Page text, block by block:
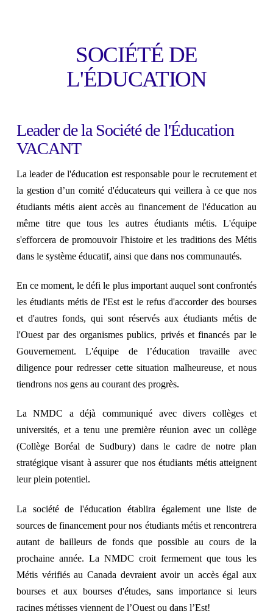
SOCIÉTÉ DE
L'ÉDUCATION
Leader de la Société de l'Éducation
VACANT
La leader de l'éducation est responsable pour le recrutement et
la gestion d’un comité d'éducateurs qui veillera à ce que nos
étudiants métis aient accès au financement de l'éducation au
même titre que tous les autres étudiants métis. L'équipe
s'efforcera de promouvoir l'histoire et les traditions des Métis
dans le système éducatif, ainsi que dans nos communautés.
En ce moment, le défi le plus important auquel sont confrontés
les étudiants métis de l'Est est le refus d'accorder des bourses
et d'autres fonds, qui sont réservés aux étudiants métis de
l'Ouest par des organismes publics, privés et financés par le
Gouvernement. L'équipe de l’éducation travaille avec
diligence pour redresser cette situation malheureuse, et nous
tiendrons nos gens au courant des progrès.
La NMDC a déjà communiqué avec divers collèges et
universités, et a tenu une première réunion avec un collège
(Collège Boréal de Sudbury) dans le cadre de notre plan
stratégique visant à assurer que nos étudiants métis atteignent
leur plein potentiel.
La société de l'éducation établira également une liste de
sources de financement pour nos étudiants métis et rencontrera
autant de bailleurs de fonds que possible au cours de la
prochaine année. La NMDC croit fermement que tous les
Métis vérifiés au Canada devraient avoir un accès égal aux
bourses et aux bourses d'études, sans importance si leurs
racines métisses viennent de l’Ouest ou dans l’Est!